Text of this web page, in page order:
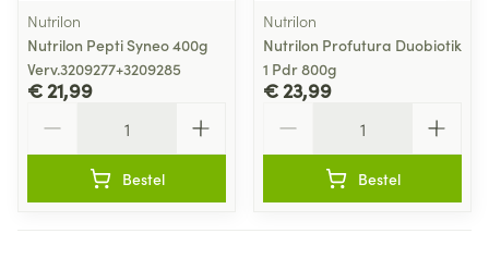
Nutrilon
Nutrilon Pepti Syneo 400g
Verv.3209277+3209285
€ 21,99
Bestel
Nutrilon
Nutrilon Profutura Duobiotik
1 Pdr 800g
€ 23,99
Bestel